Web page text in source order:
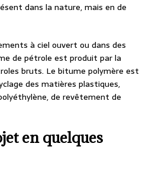
dans la nature, mais en de
à ciel ouvert ou dans des
de pétrole est produit par la
bruts. Le bitume polymère est
des matières plastiques,
de revêtement de
en quelques